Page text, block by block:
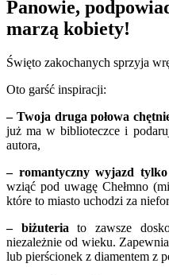
Panowie,
marzą kobiety!
Święto zakochanych sprzyja
Oto garść inspiracji:
– Twoja druga połowa
już ma w biblioteczce i
autora,
– romantyczny wyjazd
wziąć pod uwagę Chełmno
które to miasto uchodzi za
– biżuteria to zawsze
niezależnie od wieku.
lub pierścionek z diamentem z